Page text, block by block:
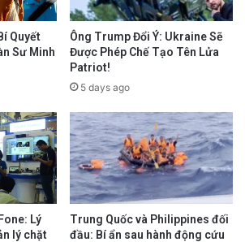
Quyết
Sư Minh
Ông Trump Đổi Ý: Ukraine Sẽ
Được Phép Chế Tạo Tên Lửa
Patriot!
5 days ago
Lý
lý chặt
Trung Quốc và Philippines đối
đầu: Bí ẩn sau hành động cứu